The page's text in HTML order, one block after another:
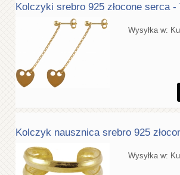
Kolczyki srebro 925 złocone serca -
Wysyłka w:
Kolczyk nausznica srebro 925
Wysyłka w: